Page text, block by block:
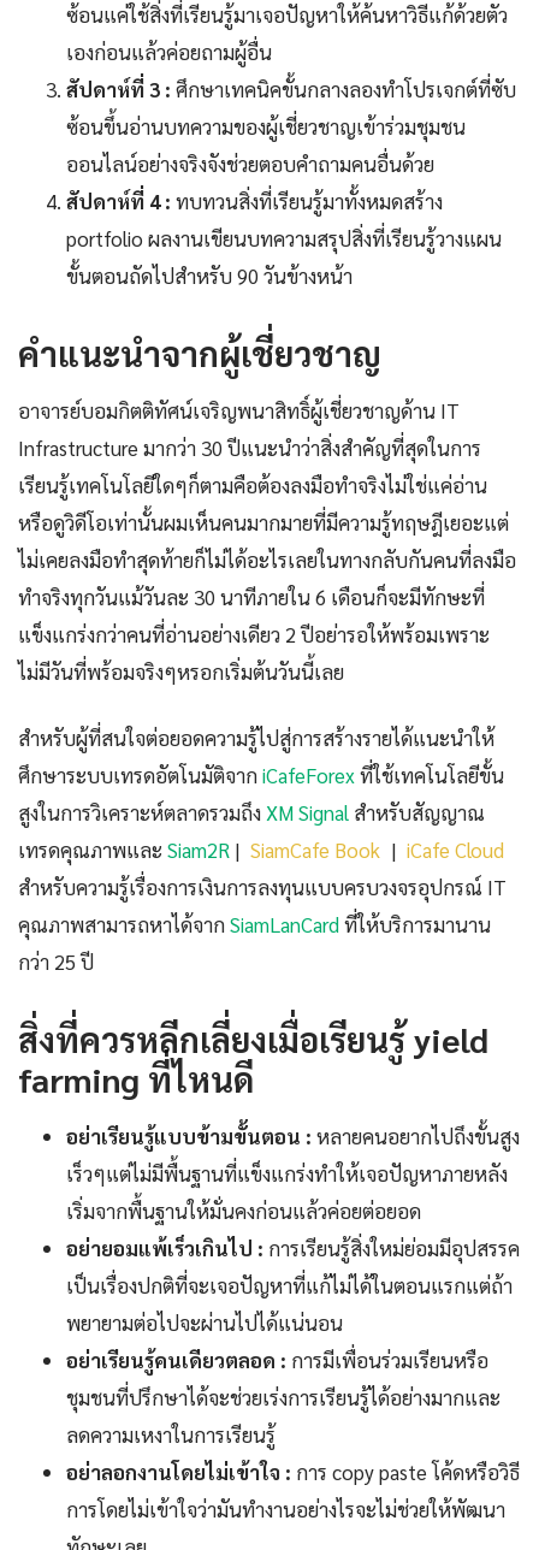
ซ้อนแค่ใช้สิ่งที่เรียนรู้มาเจอปัญหาให้ค้นหาวิธีแก้ด้วยตัว
เองก่อนแล้วค่อยถามผู้อื่น
สัปดาห์ที่ 3 : ศึกษาเทคนิคขั้นกลางลองทำโปรเจกต์ที่ซับ
ซ้อนขึ้นอ่านบทความของผู้เชี่ยวชาญเข้าร่วมชุมชน
ออนไลน์อย่างจริงจังช่วยตอบคำถามคนอื่นด้วย
สัปดาห์ที่ 4 : ทบทวนสิ่งที่เรียนรู้มาทั้งหมดสร้าง
portfolio ผลงานเขียนบทความสรุปสิ่งที่เรียนรู้วางแผน
ขั้นตอนถัดไปสำหรับ 90 วันข้างหน้า
คำแนะนำจากผู้เชี่ยวชาญ
อาจารย์บอมกิตติทัศน์เจริญพนาสิทธิ์ผู้เชี่ยวชาญด้าน IT
Infrastructure มากว่า 30 ปีแนะนำว่าสิ่งสำคัญที่สุดในการ
เรียนรู้เทคโนโลยีใดๆก็ตามคือต้องลงมือทำจริงไม่ใช่แค่อ่าน
หรือดูวิดีโอเท่านั้นผมเห็นคนมากมายที่มีความรู้ทฤษฎีเยอะแต่
ไม่เคยลงมือทำสุดท้ายก็ไม่ได้อะไรเลยในทางกลับกันคนที่ลงมือ
ทำจริงทุกวันแม้วันละ 30 นาทีภายใน 6 เดือนก็จะมีทักษะที่
แข็งแกร่งกว่าคนที่อ่านอย่างเดียว 2 ปีอย่ารอให้พร้อมเพราะ
ไม่มีวันที่พร้อมจริงๆหรอกเริ่มต้นวันนี้เลย
สำหรับผู้ที่สนใจต่อยอดความรู้ไปสู่การสร้างรายได้แนะนำให้
ศึกษาระบบเทรดอัตโนมัติจากiCafeForex ที่ใช้เทคโนโลยีขั้น
สูงในการวิเคราะห์ตลาดรวมถึง XM Signal สำหรับสัญญาณ
เทรดคุณภาพและ Siam2R | SiamCafe Book | iCafe Cloud
สำหรับความรู้เรื่องการเงินการลงทุนแบบครบวงจรอุปกรณ์ IT
คุณภาพสามารถหาได้จากSiamLanCardที่ให้บริการมานาน
กว่า 25 ปี
สิ่งที่ควรหลีกเลี่ยงเมื่อเรียนรู้ yield
farming ที่ไหนดี
อย่าเรียนรู้แบบข้ามขั้นตอน : หลายคนอยากไปถึงขั้นสูง
เร็วๆแต่ไม่มีพื้นฐานที่แข็งแกร่งทำให้เจอปัญหาภายหลัง
เริ่มจากพื้นฐานให้มั่นคงก่อนแล้วค่อยต่อยอด
อย่ายอมแพ้เร็วเกินไป : การเรียนรู้สิ่งใหม่ย่อมมีอุปสรรค
เป็นเรื่องปกติที่จะเจอปัญหาที่แก้ไม่ได้ในตอนแรกแต่ถ้า
พยายามต่อไปจะผ่านไปได้แน่นอน
อย่าเรียนรู้คนเดียวตลอด : การมีเพื่อนร่วมเรียนหรือ
ชุมชนที่ปรึกษาได้จะช่วยเร่งการเรียนรู้ได้อย่างมากและ
ลดความเหงาในการเรียนรู้
อย่าลอกงานโดยไม่เข้าใจ : การ copy paste โค้ดหรือวิธี
การโดยไม่เข้าใจว่ามันทำงานอย่างไรจะไม่ช่วยให้พัฒนา